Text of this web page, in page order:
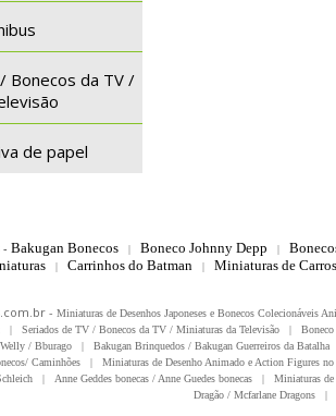
Bonecos da TV /
de papel
- Bakugan Bonecos | Boneco Johnny Depp |
| Carrinhos do Batman | Miniaturas de
- Miniaturas de Desenhos Japoneses e Bonecos Colecionáveis
| Seriados de TV / Bonecos da TV / Miniaturas da Televisão |
/ Bburago
| Bakugan Brinquedos / Bakugan Guerreiros da Batalha
Caminhões
|
Miniaturas de Desenho Animado e Action Figures
| Anne Geddes bonecas / Anne Guedes bonecas |
Miniaturas
Dragão / Mcfarlane Dragons
|